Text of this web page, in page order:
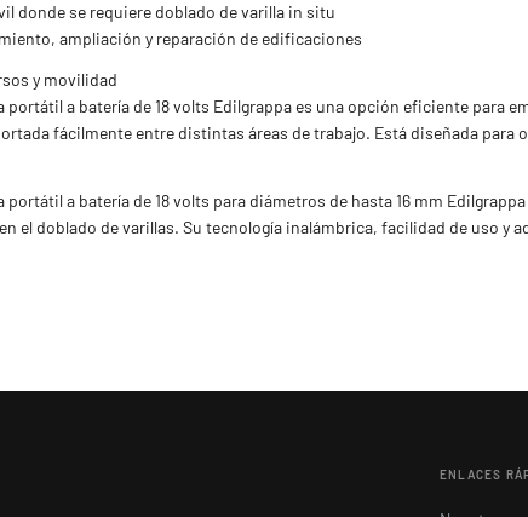
donde se requiere doblado de varilla in situ
ampliación y reparación de edificaciones
y movilidad
portátil a batería de 18 volts Edilgrappa es una opción eficiente
fácilmente entre distintas áreas de trabajo. Está diseñada
portátil a batería de 18 volts para diámetros de hasta 16 mm
el doblado de varillas. Su tecnología inalámbrica, facilidad de uso
ENLACES